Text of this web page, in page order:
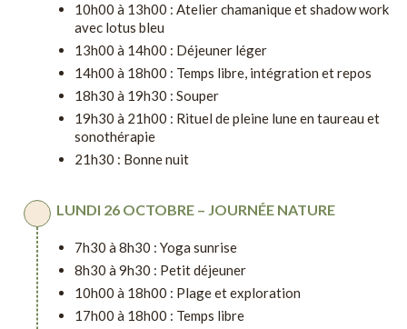
10h00 à 13h00 : Atelier chamanique et shadow work
avec lotus bleu
13h00 à 14h00 : Déjeuner léger
14h00 à 18h00 : Temps libre, intégration et repos
18h30 à 19h30 : Souper
19h30 à 21h00 : Rituel de pleine lune en taureau et
sonothérapie
21h30 : Bonne nuit
LUNDI 26 OCTOBRE – JOURNÉE NATURE
7h30 à 8h30 : Yoga sunrise
8h30 à 9h30 : Petit déjeuner
10h00 à 18h00 : Plage et exploration
17h00 à 18h00 : Temps libre